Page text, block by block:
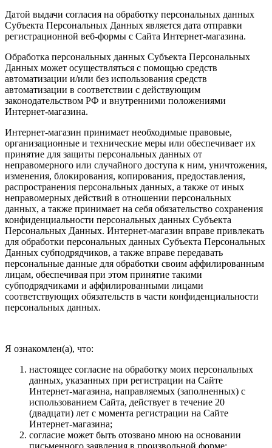
Датой выдачи согласия на обработку персональных данных
Субъекта Персональных Данных является дата отправки
регистрационной веб-формы с Сайта Интернет-магазина.
Обработка персональных данных Субъекта Персональных
Данных может осуществляться с помощью средств
автоматизации и/или без использования средств
автоматизации в соответствии с действующим
законодательством РФ и внутренними положениями
Интернет-магазина.
Интернет-магазин принимает необходимые правовые,
организационные и технические меры или обеспечивает их
принятие для защиты персональных данных от
неправомерного или случайного доступа к ним, уничтожения,
изменения, блокирования, копирования, предоставления,
распространения персональных данных, а также от иных
неправомерных действий в отношении персональных
данных, а также принимает на себя обязательство сохранения
конфиденциальности персональных данных Субъекта
Персональных Данных. Интернет-магазин вправе привлекать
для обработки персональных данных Субъекта Персональных
Данных субподрядчиков, а также вправе передавать
персональные данные для обработки своим аффилированным
лицам, обеспечивая при этом принятие такими
субподрядчиками и аффилированными лицами
соответствующих обязательств в части конфиденциальности
персональных данных.
Я ознакомлен(а), что:
настоящее согласие на обработку моих персональных
данных, указанных при регистрации на Сайте
Интернет-магазина, направляемых (заполненных) с
использованием Cайта, действует в течение 20
(двадцати) лет с момента регистрации на Cайте
Интернет-магазина;
согласие может быть отозвано мною на основании